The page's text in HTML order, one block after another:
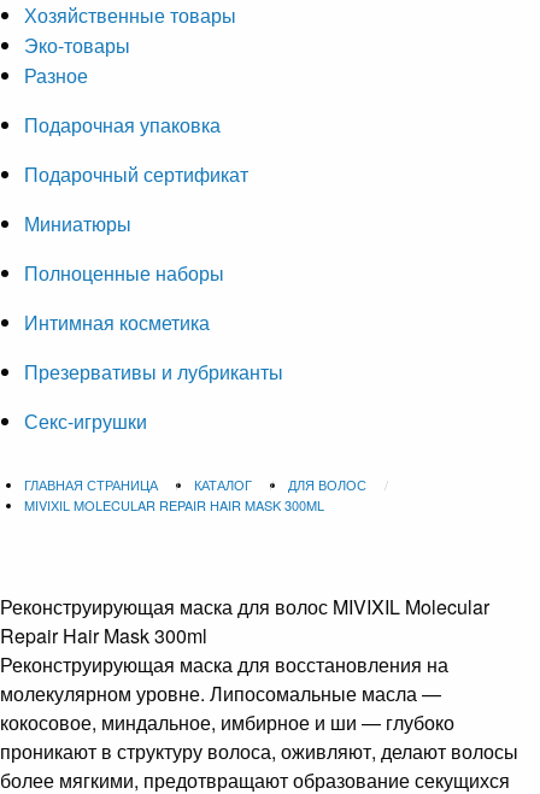
Хозяйственные товары
Эко-товары
Разное
Подарочная упаковка
Подарочный сертификат
Миниатюры
Полноценные наборы
Интимная косметика
Презервативы и лубриканты
Секс-игрушки
ГЛАВНАЯ СТРАНИЦА КАТАЛОГ
ДЛЯ ВОЛОС
MIVIXIL MOLECULAR REPAIR HAIR MASK 300ML
Реконструирующая маска для волос MIVIXIL Molecular
Repair Hair Mask 300ml
Реконструирующая маска для восстановления на
молекулярном уровне. Липосомальные масла —
кокосовое, миндальное, имбирное и ши — глубоко
проникают в структуру волоса, оживляют, делают волосы
более мягкими, предотвращают образование секущихся